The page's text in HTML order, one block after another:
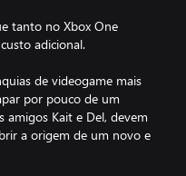
tanto no Xbox One
adicional.
de videogame mais
por pouco de um
amigos Kait e Del, devem
a origem de um novo e